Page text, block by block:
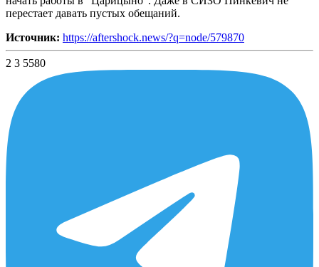
перестает давать пустых обещаний.
Источник: https://aftershock.news/?q=node/579870
2 3 5580